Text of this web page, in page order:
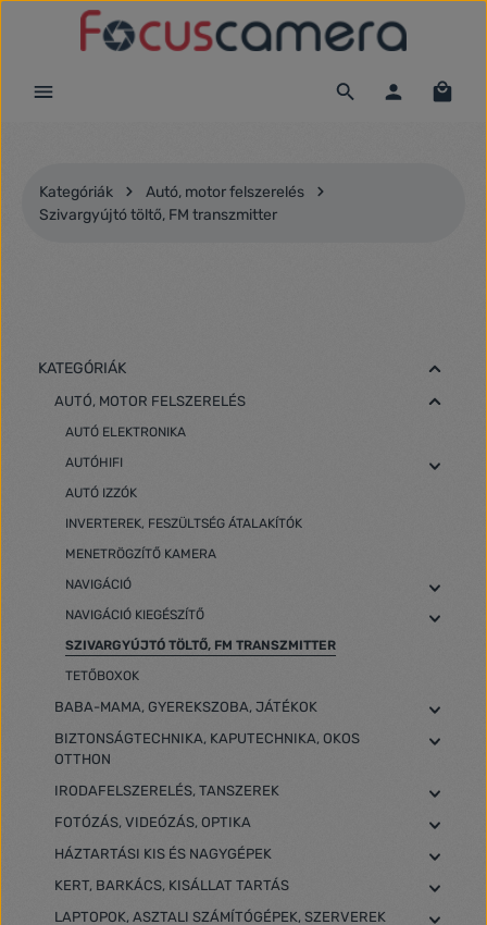
Ugrás a fő tartalomra
Kategóriák
Autó, motor felszerelés
Szivargyújtó töltő, FM transzmitter
KATEGÓRIÁK
AUTÓ, MOTOR FELSZERELÉS
AUTÓ ELEKTRONIKA
AUTÓHIFI
AUTÓ IZZÓK
INVERTEREK, FESZÜLTSÉG ÁTALAKÍTÓK
MENETRÖGZÍTŐ KAMERA
NAVIGÁCIÓ
NAVIGÁCIÓ KIEGÉSZÍTŐ
SZIVARGYÚJTÓ TÖLTŐ, FM TRANSZMITTER
TETŐBOXOK
BABA-MAMA, GYEREKSZOBA, JÁTÉKOK
BIZTONSÁGTECHNIKA, KAPUTECHNIKA, OKOS
OTTHON
IRODAFELSZERELÉS, TANSZEREK
FOTÓZÁS, VIDEÓZÁS, OPTIKA
HÁZTARTÁSI KIS ÉS NAGYGÉPEK
KERT, BARKÁCS, KISÁLLAT TARTÁS
LAPTOPOK, ASZTALI SZÁMÍTÓGÉPEK, SZERVEREK